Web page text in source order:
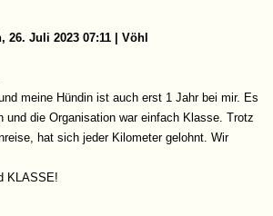
26. Juli 2023 07:11 | Vöhl
meine Hündin ist auch erst 1 Jahr bei mir. Es
und die Organisation war einfach Klasse. Trotz
hat sich jeder Kilometer gelohnt. Wir
KLASSE!